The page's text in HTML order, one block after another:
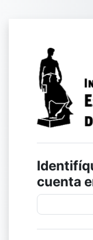
cuenta